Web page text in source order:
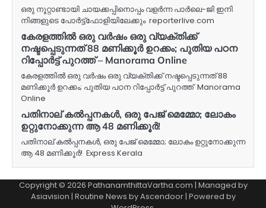
ഒരു നൂറ്റാണ്ടായി ചായക്കപ്പിനൊപ്പം വളർന്ന പാർലെ-ജി ഇനി
നിങ്ങളുടെ പോർട്ട്ഫോളിയിലേക്കും reporterlive.com
കേരളത്തിൽ ഒരു വർഷം ഒരു വ്യക്തിക്ക്
നഷ്ടപ്പെടുന്നത് 88 മണിക്കൂർ ഉറക്കം; പുതിയ പഠന
റിപ്പോർട്ട് പുറത്ത് – Manorama Online
കേരളത്തിൽ ഒരു വർഷം ഒരു വ്യക്തിക്ക് നഷ്ടപ്പെടുന്നത് 88
മണിക്കൂർ ഉറക്കം; പുതിയ പഠന റിപ്പോർട്ട് പുറത്ത് Manorama
Online
പതിനാല് കൽപ്പനകൾ, ഒരു പേജ് മെമ്മോ; ലോകം
ഉറ്റുനോക്കുന്ന ആ 48 മണിക്കൂർ!
പതിനാല് കൽപ്പനകൾ, ഒരു പേജ് മെമ്മോ; ലോകം ഉറ്റുനോക്കുന്ന
ആ 48 മണിക്കൂർ! Express Kerala
Copyright © 2026 PathanamthittaVartha.com | Managed by
Asiavision | Routine News byAscendoor| Powered by